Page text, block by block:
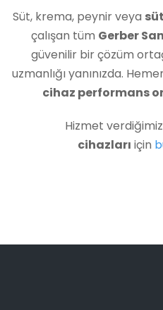
Süt, krema, peynir veya
çalışan tüm Gerber
güvenilir bir çözüm
uzmanlığı yanınızda.
cihaz performans
Hizmet
cihazları için